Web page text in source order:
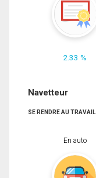
2.33 %
Navetteur
SE RENDRE AU TRAVAIL
En auto